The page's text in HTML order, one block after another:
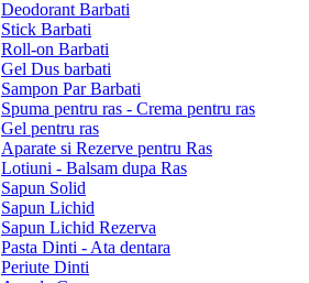
Deodorant Barbati
Stick Barbati
Roll-on Barbati
Gel Dus barbati
Sampon Par Barbati
Spuma pentru ras - Crema pentru ras
Gel pentru ras
Aparate si Rezerve pentru Ras
Lotiuni - Balsam dupa Ras
Sapun Solid
Sapun Lichid
Sapun Lichid Rezerva
Pasta Dinti - Ata dentara
Periute Dinti